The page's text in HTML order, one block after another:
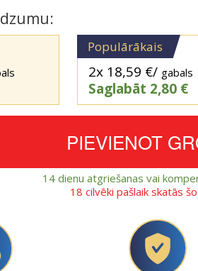
Populārākais
2x 18,59 €/ gabals
Saglabāt 2,80 €
PIEVIENOT
14 dienu atgriešanas vai
18 cilvēki pašlaik skatās